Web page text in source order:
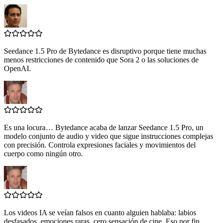
Seedance 1.5 Pro de Bytedance es disruptivo porque tiene muchas
menos restricciones de contenido que Sora 2 o las soluciones de
OpenAI.
Es una locura… Bytedance acaba de lanzar Seedance 1.5 Pro, un
modelo conjunto de audio y video que sigue instrucciones complejas
con precisión. Controla expresiones faciales y movimientos del
cuerpo como ningún otro.
Los videos IA se veían falsos en cuanto alguien hablaba: labios
desfasados, emociones raras, cero sensación de cine. Eso por fin